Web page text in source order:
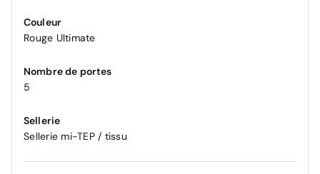
Couleur
Rouge Ultimate
Nombre de portes
5
Sellerie
Sellerie mi-TEP / tissu